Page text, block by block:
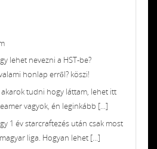
lehet nevezni a HST-be?
honlap erről? köszi!
akarok tudni hogy láttam, lehet itt
vagyok, én leginkább [...]
1 év starcraftezés után csak most
liga. Hogyan lehet [...]